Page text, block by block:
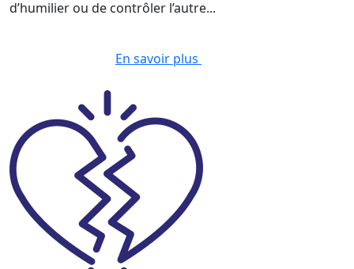
d’humilier ou de contrôler l’autre...
En savoir plus